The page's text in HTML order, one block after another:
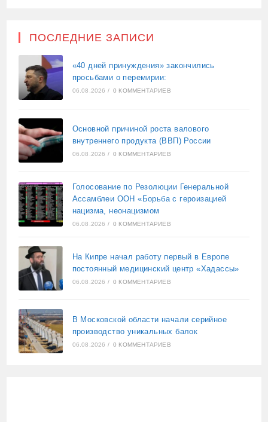
ПОСЛЕДНИЕ ЗАПИСИ
«40 дней принуждения» закончились
просьбами о перемирии:
06.08.2026 / 0 КОММЕНТАРИЕВ
Основной причиной роста валового
внутреннего продукта (ВВП) России
06.08.2026 / 0 КОММЕНТАРИЕВ
Голосование по Резолюции Генеральной
Ассамблеи ООН «Борьба с героизацией
нацизма, неонацизмом
06.08.2026 / 0 КОММЕНТАРИЕВ
На Кипре начал работу первый в Европе
постоянный медицинский центр «Хадассы»
06.08.2026 / 0 КОММЕНТАРИЕВ
В Московской области начали серийное
производство уникальных балок
06.08.2026 / 0 КОММЕНТАРИЕВ